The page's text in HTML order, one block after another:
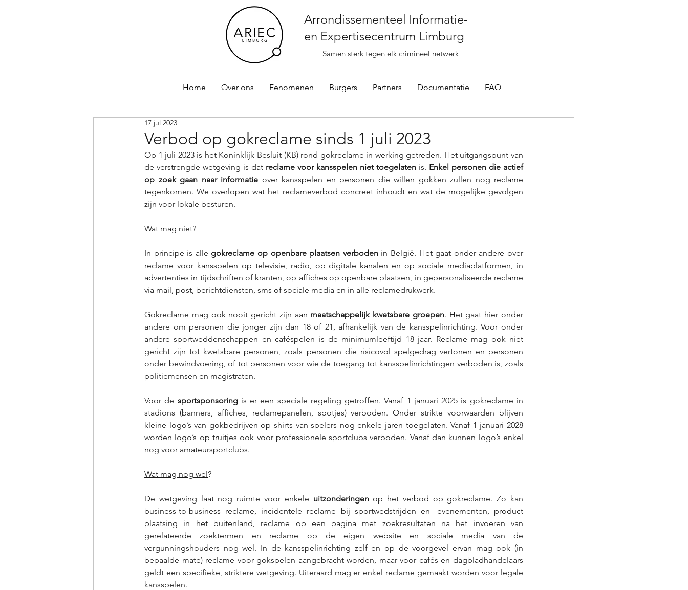
Arrondissementeel Informatie-
en Expertisecentrum Limburg
Samen sterk tegen elk crimineel netwerk
Home Over ons Fenomenen Burgers Partners Documentatie FAQ
Verbod op gokreclame sinds 1 juli 2023
17 jul 2023
Op 1 juli 2023 is het Koninklijk Besluit (KB) rond gokreclame in werking getreden. Het uitgangspunt van
de verstrengde wetgeving is dat reclame voor kansspelen niet toegelaten is. Enkel personen die actief
op zoek gaan naar informatie over kansspelen en personen die willen gokken zullen nog reclame
tegenkomen. We overlopen wat het reclameverbod concreet inhoudt en wat de mogelijke gevolgen
zijn voor lokale besturen.
Wat mag niet?
In principe is alle gokreclame op openbare plaatsen verboden in België. Het gaat onder andere over
reclame voor kansspelen op televisie, radio, op digitale kanalen en op sociale mediaplatformen, in
advertenties in tijdschriften of kranten, op affiches op openbare plaatsen, in gepersonaliseerde reclame
via mail, post, berichtdiensten, sms of sociale media en in alle reclamedrukwerk.
Gokreclame mag ook nooit gericht zijn aan maatschappelijk kwetsbare groepen. Het gaat hier onder
andere om personen die jonger zijn dan 18 of 21, afhankelijk van de kansspelinrichting. Voor onder
andere sportweddenschappen en caféspelen is de minimumleeftijd 18 jaar. Reclame mag ook niet
gericht zijn tot kwetsbare personen, zoals personen die risicovol spelgedrag vertonen en personen
onder bewindvoering, of tot personen voor wie de toegang tot kansspelinrichtingen verboden is, zoals
politiemensen en magistraten.
Voor de sportsponsoring is er een speciale regeling getroffen. Vanaf 1 januari 2025 is gokreclame in
stadions (banners, affiches, reclamepanelen, spotjes) verboden. Onder strikte voorwaarden blijven
kleine logo’s van gokbedrijven op shirts van spelers nog enkele jaren toegelaten. Vanaf 1 januari 2028
worden logo’s op truitjes ook voor professionele sportclubs verboden. Vanaf dan kunnen logo’s enkel
nog voor amateursportclubs.
Wat mag nog wel?
De wetgeving laat nog ruimte voor enkele uitzonderingen op het verbod op gokreclame. Zo kan
business-to-business reclame, incidentele reclame bij sportwedstrijden en -evenementen, product
plaatsing in het buitenland, reclame op een pagina met zoekresultaten na het invoeren van
gerelateerde zoektermen en reclame op de eigen website en sociale media van de
vergunningshouders nog wel. In de kansspelinrichting zelf en op de voorgevel ervan mag ook (in
bepaalde mate) reclame voor gokspelen aangebracht worden, maar voor cafés en dagbladhandelaars
geldt een specifieke, striktere wetgeving. Uiteraard mag er enkel reclame gemaakt worden voor legale
kansspelen.